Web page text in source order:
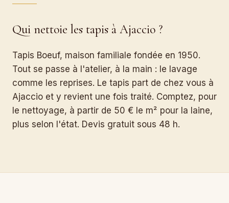
Qui nettoie les tapis à Ajaccio ?
Tapis Boeuf, maison familiale fondée en 1950.
Tout se passe à l'atelier, à la main : le lavage
comme les reprises. Le tapis part de chez vous à
Ajaccio et y revient une fois traité. Comptez, pour
le nettoyage, à partir de 50 € le m² pour la laine,
plus selon l'état. Devis gratuit sous 48 h.